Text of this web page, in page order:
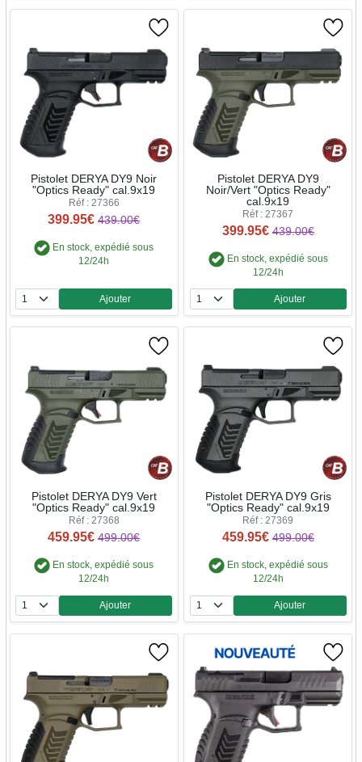
Pistolet DERYA DY9 Noir
"Optics Ready" cal.9x19
Réf : 27366
399.95€ 439.00€
En stock, expédié sous
12/24h
Quantité
Ajouter
Pistolet DERYA DY9
Noir/Vert "Optics Ready"
cal.9x19
Réf : 27367
399.95€ 439.00€
En stock, expédié sous
12/24h
Quantité
Ajouter
Pistolet DERYA DY9 Vert
"Optics Ready" cal.9x19
Réf : 27368
459.95€ 499.00€
En stock, expédié sous
12/24h
Quantité
Ajouter
Pistolet DERYA DY9 Gris
"Optics Ready" cal.9x19
Réf : 27369
459.95€ 499.00€
En stock, expédié sous
12/24h
Quantité
Ajouter